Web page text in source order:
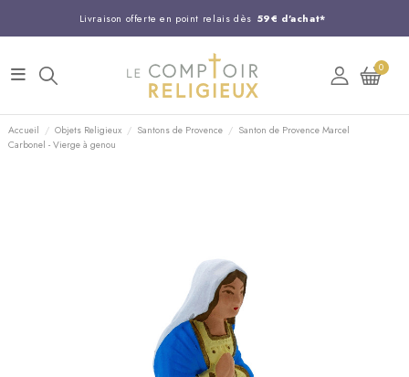
Livraison offerte en point relais dès 59€ d'achat*
Entreprise Française familiale
Support client disponible au 03 20 24 74 15
Commandez avant 14H, expédition le jour même !
0
Accueil Objets Religieux Santons de Provence
Santon de Provence Marcel
Carbonel - Vierge à genou